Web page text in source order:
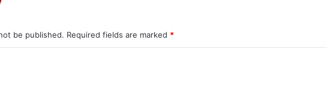
be published. Required fields are marked *